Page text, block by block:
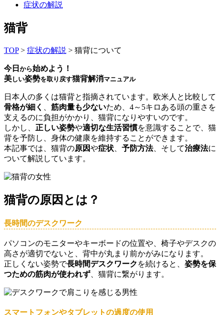
症状の解説
猫背
TOP> 症状の解説 > 猫背について
今日 から始めよう！
美しい姿勢を取り戻す猫背解消マニュアル
日本人の多くは猫背と指摘されています。欧米人と比較して
骨格が細く
筋肉量も少ないため、4～5キロある頭の重さを
支えるのに負担がかかり、猫背になりやすいのです。
しかし、 正しい姿勢や適切な生活習慣を意識することで、猫
背を予防し、身体の健康を維持することができます。
本記事では、猫背の原因や症状 予防方法、そして治療法に
ついて解説しています。
猫背の原因とは？
長時間のデスクワーク
パソコンのモニターやキーボードの位置や、椅子やデスクの
高さが適切でないと、背中が丸まり前かがみになります。
正しくない姿勢で長時間デスクワーク を続けると、 姿勢を保
つための筋肉が使われず 、猫背に繋がります。
スマートフォンやタブレットの過度の使用